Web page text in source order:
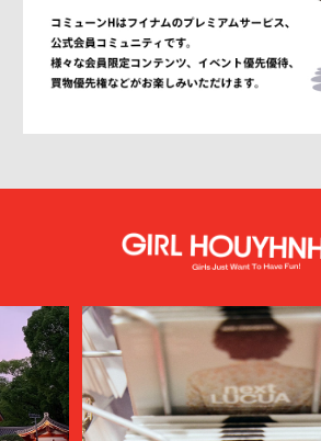
ANN DEMEULEMEESTER
anrealage homme
Antwort
bal
BALENCIAGA
BALLY
BAMBOO SHOOTS
Battenwear